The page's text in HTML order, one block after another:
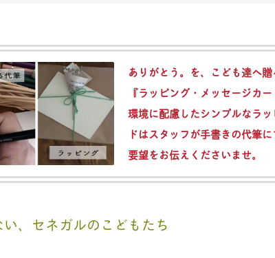
ありがとう。を、こども達へ
『ラッピング・メッセージカ
環境に配慮したシンプルなラ
ドはスタッフが手書きの代筆
要望をお伝えくださいませ。
、セネガルのこどもたち